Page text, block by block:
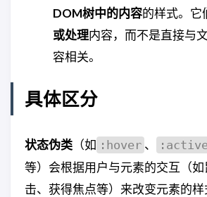
DOM树中的内容的样式。它
或处理内容，而不是直接与
容相关。
具体区分
状态伪类 （如 :hover 、 :active
等）会根据用户与元素的交互（
击、获得焦点等）来改变元素的样